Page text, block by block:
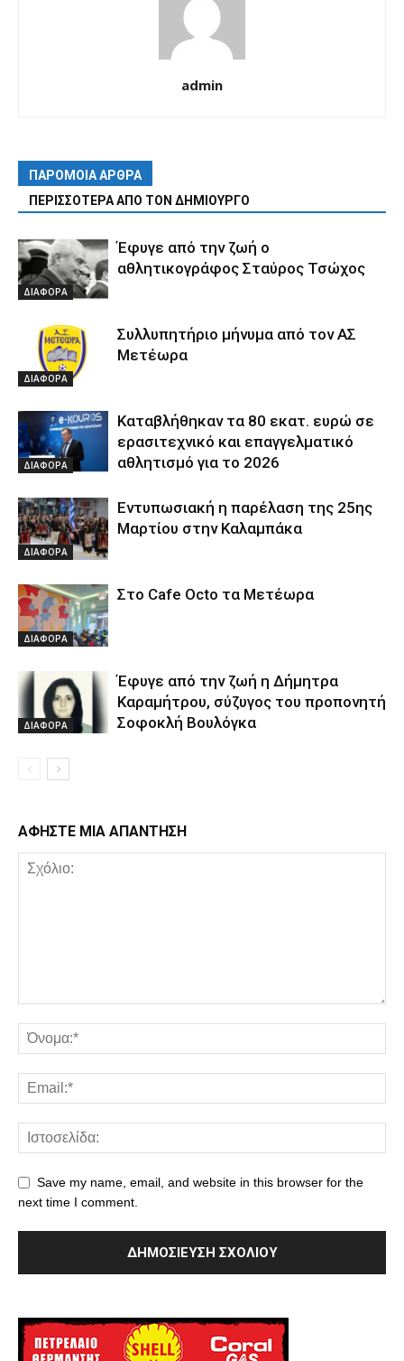
admin
ΠΑΡΟΜΟΙΑ ΑΡΘΡΑ
ΠΕΡΙΣΣΟΤΕΡΑ ΑΠΟ ΤΟΝ ΔΗΜΙΟΥΡΓΟ
ΔΙΑΦΟΡΑ
Έφυγε από την ζωή ο
αθλητικογράφος Σταύρος Τσώχος
ΔΙΑΦΟΡΑ
Συλλυπητήριο μήνυμα από τον ΑΣ
Μετέωρα
ΔΙΑΦΟΡΑ
Καταβλήθηκαν τα 80 εκατ. ευρώ σε
ερασιτεχνικό και επαγγελματικό
αθλητισμό για το 2026
ΔΙΑΦΟΡΑ
Εντυπωσιακή η παρέλαση της 25ης
Μαρτίου στην Καλαμπάκα
ΔΙΑΦΟΡΑ
Στο Cafe Octo τα Μετέωρα
ΔΙΑΦΟΡΑ
Έφυγε από την ζωή η Δήμητρα
Καραμήτρου, σύζυγος του προπονητή
Σοφοκλή Βουλόγκα
ΑΦΗΣΤΕ ΜΙΑ ΑΠΑΝΤΗΣΗ
Save my name, email, and website in this browser for the
next time I comment.